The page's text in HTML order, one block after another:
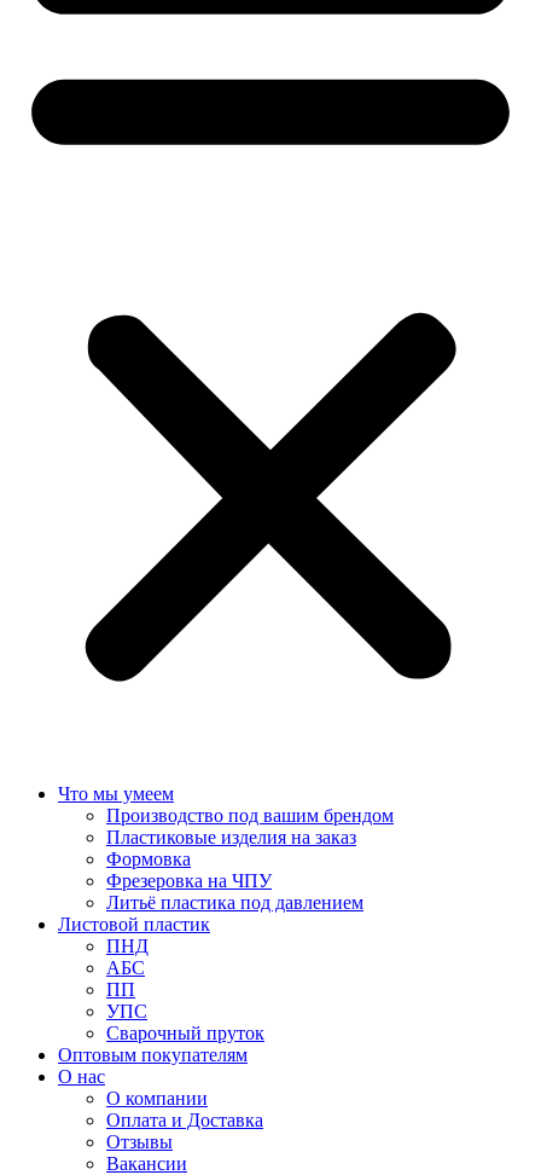
Что мы умеем
Производство под вашим брендом
Пластиковые изделия на заказ
Формовка
Фрезеровка на ЧПУ
Литьё пластика под давлением
Листовой пластик
ПНД
АБС
ПП
УПС
Сварочный пруток
Оптовым покупателям
О нас
О компании
Оплата и Доставка
Отзывы
Вакансии